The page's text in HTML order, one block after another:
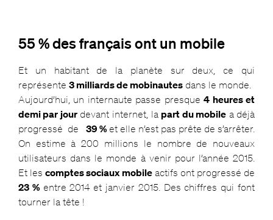
55 % des français ont un mobile
Et un habitant de la planète sur deux, ce qui
représente 3 milliards de mobinautesdans le monde.
Aujourd’hui, un internaute passe presque4 heures et
demi par jourdevant internet, la part du mobile a déjà
progressé de 39 % et elle n’est pas prête de s’arrêter.
On estime à 200 millions le nombre de nouveaux
utilisateurs dans le monde à venir pour l’année 2015.
Et lescomptes sociaux mobileactifs ont progressé de
23 %entre 2014 et janvier 2015. Des chiffres qui font
tourner la tête !